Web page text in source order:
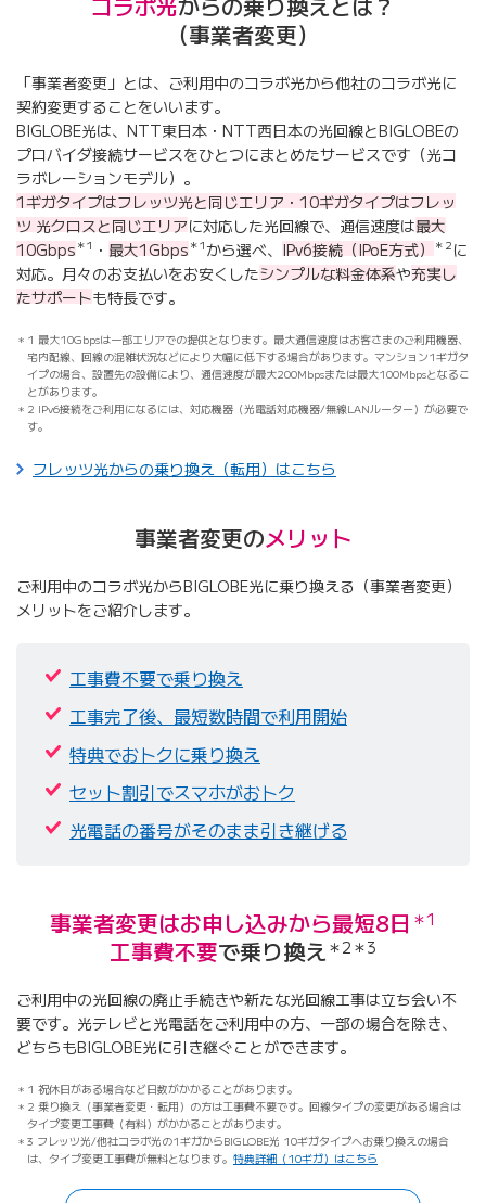
（事業者変更）
「事業者変更」とは、ご利用中のコラボ光から他社のコラボ光に
契約変更することをいいます。
BIGLOBE光は、NTT東日本・NTT西日本の光回線とBIGLOBEの
プロバイダ接続サービスをひとつにまとめたサービスです（光コ
ラボレーションモデル）。
1ギガタイプはフレッツ光と同じエリア・10ギガタイプはフレッ
ツ 光クロスと同じエリアに対応した光回線で、通信速度は最大
10Gbps ＊1 ・ 最大1Gbps ＊1から選べ、 IPv6接続（IPoE方式） ＊2 に
対応。月々のお支払いをお安くしたシンプルな料金体系や充実し
たサポートも特長です。
1 最大10Gbpsは一部エリアでの提供となります。最大通信速度はお客さまのご利用機器、
宅内配線、回線の混雑状況などにより大幅に低下する場合があります。マンション1ギガタ
イプの場合、設置先の設備により、通信速度が最大200Mbpsまたは最大100Mbpsとなるこ
とがあります。
2 IPv6接続をご利用になるには、対応機器（光電話対応機器/無線LANルーター）が必要で
す。
フレッツ光からの乗り換え（転用）はこちら
事業者変更のメリット
ご利用中のコラボ光からBIGLOBE光に乗り換える（事業者変更）
メリットをご紹介します。
工事費不要で乗り換え
工事完了後、最短数時間で利用開始
特典でおトクに乗り換え
セット割引でスマホがおトク
光電話の番号がそのまま引き継げる
事業者変更はお申し込みから最短8日 ＊1
工事費不要で乗り換え ＊2＊3
ご利用中の光回線の廃止手続きや新たな光回線工事は立ち会い不
要です。光テレビと光電話をご利用中の方、一部の場合を除き、
どちらもBIGLOBE光に引き継ぐことができます。
1 祝休日がある場合など日数がかかることがあります。
2 乗り換え（事業者変更・転用）の方は工事費不要です。回線タイプの変更がある場合は
タイプ変更工事費（有料）がかかることがあります。
3 フレッツ光/他社コラボ光の1ギガからBIGLOBE光 10ギガタイプへお乗り換えの場合
は、タイプ変更工事費が無料となります。 特典詳細（10ギガ）はこちら